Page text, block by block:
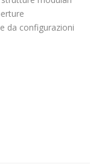
da configurazioni